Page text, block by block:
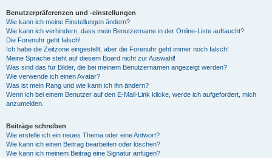
Benutzerpräferenzen und -einstellungen
Wie kann ich meine Einstellungen ändern?
Wie kann ich verhindern, dass mein Benutzername in der Online-Liste auftaucht?
Die Forenuhr geht falsch!
Ich habe die Zeitzone eingestellt, aber die Forenuhr geht immer noch falsch!
Meine Sprache steht auf diesem Board nicht zur Auswahl!
Was sind das für Bilder, die bei meinem Benutzernamen angezeigt werden?
Wie verwende ich einen Avatar?
Was ist mein Rang und wie kann ich ihn ändern?
Wenn ich bei einem Benutzer auf den E-Mail-Link klicke, werde ich aufgefordert, mich
anzumelden.
Beiträge schreiben
Wie erstelle ich ein neues Thema oder eine Antwort?
Wie kann ich einen Beitrag bearbeiten oder löschen?
Wie kann ich meinem Beitrag eine Signatur anfügen?